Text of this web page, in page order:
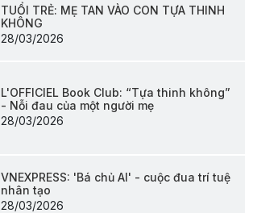
TUỔI TRẺ: MẸ TAN VÀO CON TỰA THINH
KHÔNG
28/03/2026
L'OFFICIEL Book Club: “Tựa thinh không”
- Nỗi đau của một người mẹ
28/03/2026
VNEXPRESS: 'Bá chủ AI' - cuộc đua trí tuệ
nhân tạo
28/03/2026